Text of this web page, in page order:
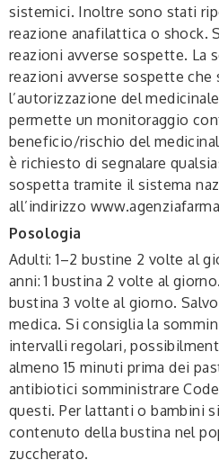
sistemici. Inoltre sono stati
reazione anafilattica o shock.
reazioni avverse sospette. La
reazioni avverse sospette che
l’autorizzazione del
permette un monitoraggio
beneficio/rischio del
è richiesto di segnalare
sospetta tramite il sistema
all’indirizzo
Posologia
Adulti: 1–2 bustine 2 volte al
anni: 1 bustina 2 volte al
bustina 3 volte al giorno.
medica. Si consiglia la
intervalli regolari,
almeno 15 minuti prima dei
antibiotici somministrare
questi. Per lattanti o bambini
contenuto della bustina nel
zuccherato.